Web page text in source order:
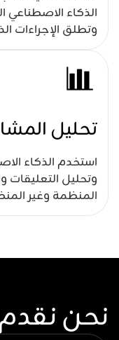
الذكاء الاصطناعي
وتطلق الإجراءات
تحليل
استخدم الذكاء
وتحليل التعليقات
المنظمة وغير
نحن نقدم